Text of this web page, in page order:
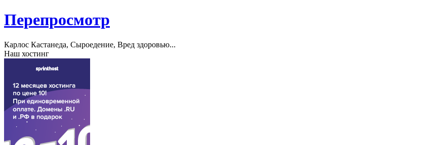
Перепросмотр
Карлос Кастанеда, Сыроедение, Вред здоровью...
Наш хостинг